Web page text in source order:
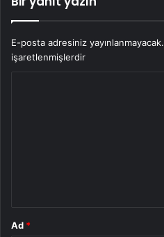
E-posta adresiniz yayınlanmayacak.
işaretlenmişlerdir
Ad *